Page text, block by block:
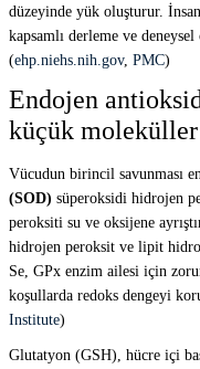
düzeyinde yük oluşturur.
kapsamlı derleme ve
(ehp.niehs.nih.gov, PMC)
Endojen
küçük moleküller
Vücudun birincil savunması
(SOD) süperoksidi hidrojen
peroksiti su ve oksijene
hidrojen peroksit ve lipit
Se, GPx enzim ailesi için
koşullarda redoks dengeyi
Institute)
Glutatyon (GSH), hücre içi